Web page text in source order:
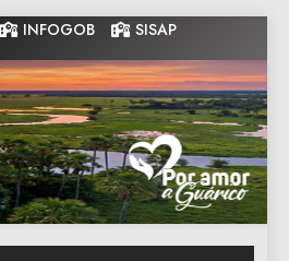
INFOGOB SISAP
Gobernacion
de Guarico
Gobernacion de Guarico